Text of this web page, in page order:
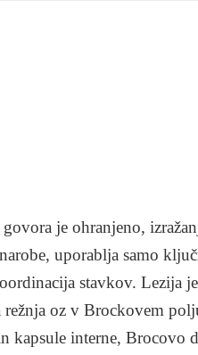
je ohranjeno,
uporablja samo
stavkov. Lezija
oz v Brockovem
kapsule interne, Brocovo